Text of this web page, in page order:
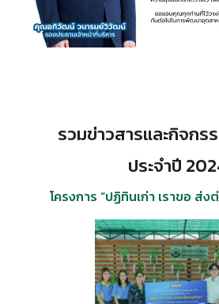
รวมข่าวสารและกิจกร
ประจำปี
โครงการ “ปฏิทินเก่า เราขอ ส่